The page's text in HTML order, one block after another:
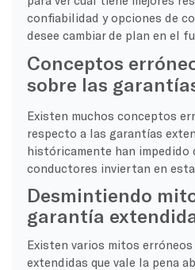
confiabilidad y opciones de
desee cambiar de plan en el
Conceptos
sobre las
Existen muchos conceptos
respecto a las garantías
históricamente han impedido
conductores inviertan en
Desmintiendo
garantía
Existen varios mitos
extendidas que vale la pena